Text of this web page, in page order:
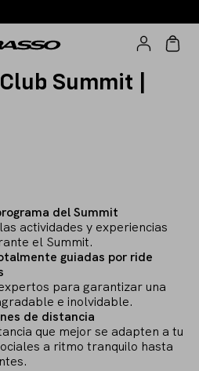
Summit |
del Summit
actividades y experiencias
el Summit.
guiadas por ride
para garantizar una
e inolvidable.
de distancia
que mejor se adapten a tu
a ritmo tranquilo hasta